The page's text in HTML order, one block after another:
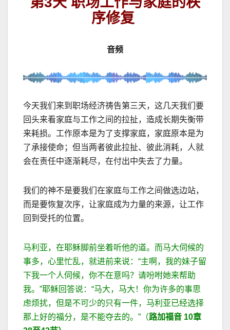
序修复
音频
今天我们来到职场经济祷告第三天，这几天我们要
回头来看家庭与工作之间的拉扯，造成长期失衡带
来耗损。工作原本是为了支撑家庭，家庭原本是为
了承接使命；但当两者彼此拉扯、彼此消耗，人就
会在责任中逐渐耗尽，在付出中失去了力量。
我们的神不是要我们在家庭与工作之间做选边站，
而是要恢复次序，让家庭成为力量的来源，让工作
回到受托的位置。
马利亚，在耶稣脚前坐着听他的道。而马大伺候的
事多，心里忙乱，就进前来说： “主啊，我的妹子留
下我一个人伺候，你不在意吗？请吩咐她来帮助
我。 ”耶稣回答说： “马大，马大！你为许多的事思
虑烦扰，但是不可少的只有一件，马利亚已经选择
那上好的福分，是不能夺去的。 ” （路加福音 10章